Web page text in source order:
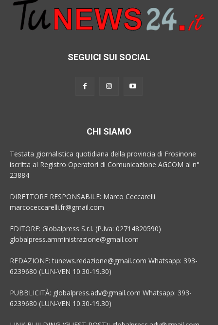
SEGUICI SUI SOCIAL
CHI SIAMO
Testata giornalistica quotidiana della provincia di Frosinone
iscritta al Registro Operatori di Comunicazione AGCOM al n°
23884
DIRETTORE RESPONSABILE: Marco Ceccarelli
marcoceccarelli.fr@gmail.com
EDITORE: Globalpress S.r.l. (P.Iva: 02714820590)
globalpress.amministrazione@gmail.com
REDAZIONE: tunews.redazione@gmail.com Whatsapp: 393-
6239680 (LUN-VEN 10.30-19.30)
PUBBLICITÀ: globalpress.adv@gmail.com Whatsapp: 393-
6239680 (LUN-VEN 10.30-19.30)